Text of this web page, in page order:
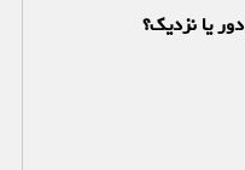
یا نزدیک؟